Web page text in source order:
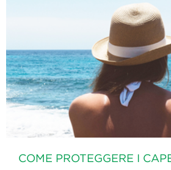
COME PROTEGGERE I